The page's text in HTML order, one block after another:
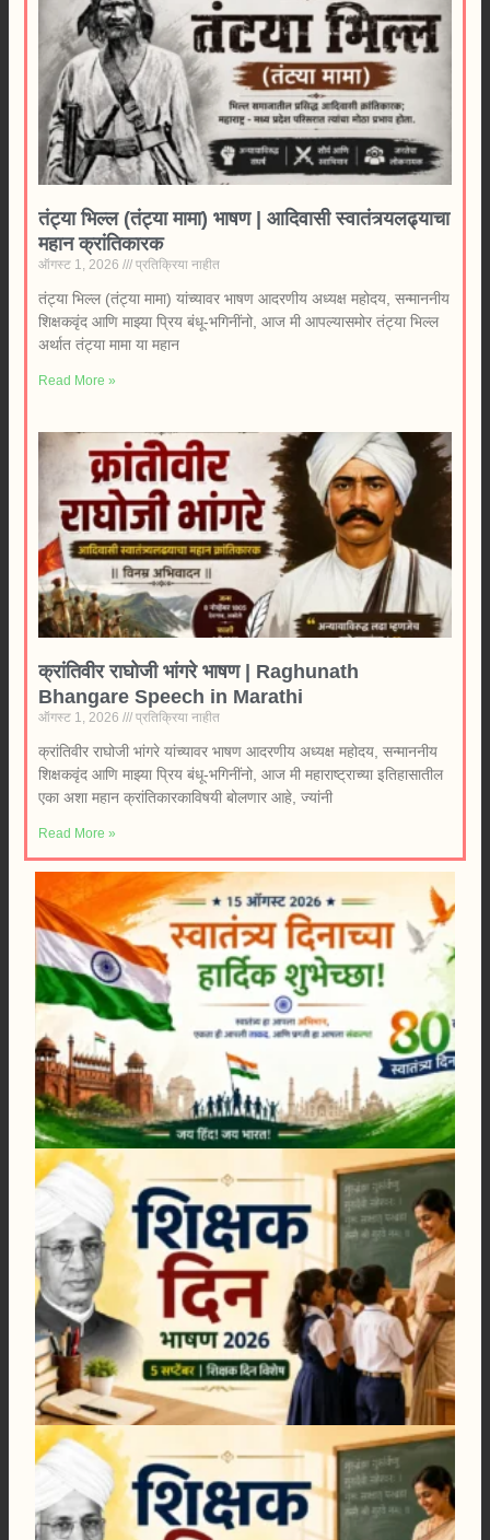
तंट्या भिल्ल (तंट्या मामा) भाषण | आदिवासी स्वातंत्र्यलढ्याचा
महान क्रांतिकारक
ऑगस्ट 1, 2026 प्रतिक्रिया नाहीत
तंट्या भिल्ल (तंट्या मामा) यांच्यावर भाषण आदरणीय अध्यक्ष महोदय, सन्माननीय
शिक्षकवृंद आणि माझ्या प्रिय बंधू-भगिनींनो, आज मी आपल्यासमोर तंट्या भिल्ल
अर्थात तंट्या मामा या महान
Read More »
क्रांतिवीर राघोजी भांगरे भाषण | Raghunath
Bhangare Speech in Marathi
ऑगस्ट 1, 2026 प्रतिक्रिया नाहीत
क्रांतिवीर राघोजी भांगरे यांच्यावर भाषण आदरणीय अध्यक्ष महोदय, सन्माननीय
शिक्षकवृंद आणि माझ्या प्रिय बंधू-भगिनींनो, आज मी महाराष्ट्राच्या इतिहासातील
एका अशा महान क्रांतिकारकाविषयी बोलणार आहे, ज्यांनी
Read More »